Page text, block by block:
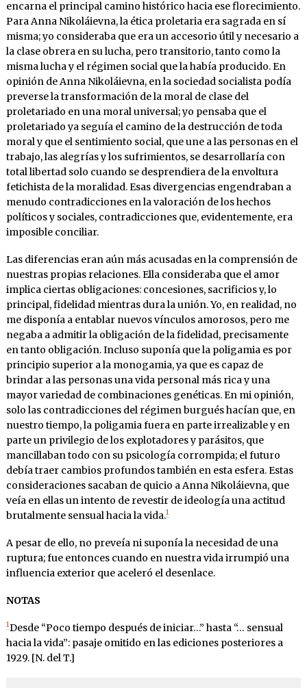
encarna el principal camino histórico hacia ese florecimiento.
Para Anna Nikoláievna, la ética proletaria era sagrada en sí
misma; yo consideraba que era un accesorio útil y necesario a
la clase obrera en su lucha, pero transitorio, tanto como la
misma lucha y el régimen social que la había producido. En
opinión de Anna Nikoláievna, en la sociedad socialista podía
preverse la transformación de la moral de clase del
proletariado en una moral universal; yo pensaba que el
proletariado ya seguía el camino de la destrucción de toda
moral y que el sentimiento social, que une a las personas en el
trabajo, las alegrías y los sufrimientos, se desarrollaría con
total libertad solo cuando se desprendiera de la envoltura
fetichista de la moralidad. Esas divergencias engendraban a
menudo contradicciones en la valoración de los hechos
políticos y sociales, contradicciones que, evidentemente, era
imposible conciliar.
Las diferencias eran aún más acusadas en la comprensión de
nuestras propias relaciones. Ella consideraba que el amor
implica ciertas obligaciones: concesiones, sacrificios y, lo
principal, fidelidad mientras dura la unión. Yo, en realidad, no
me disponía a entablar nuevos vínculos amorosos, pero me
negaba a admitir la obligación de la fidelidad, precisamente
en tanto obligación. Incluso suponía que la poligamia es por
principio superior a la monogamia, ya que es capaz de
brindar a las personas una vida personal más rica y una
mayor variedad de combinaciones genéticas. En mi opinión,
solo las contradicciones del régimen burgués hacían que, en
nuestro tiempo, la poligamia fuera en parte irrealizable y en
parte un privilegio de los explotadores y parásitos, que
mancillaban todo con su psicología corrompida; el futuro
debía traer cambios profundos también en esta esfera. Estas
consideraciones sacaban de quicio a Anna Nikoláievna, que
veía en ellas un intento de revestir de ideología una actitud
brutalmente sensual hacia la vida.1
A pesar de ello, no preveía ni suponía la necesidad de una
ruptura; fue entonces cuando en nuestra vida irrumpió una
influencia exterior que aceleró el desenlace.
NOTAS
1Desde “Poco tiempo después de iniciar…” hasta “… sensual
hacia la vida”: pasaje omitido en las ediciones posteriores a
1929. [N. del T.]